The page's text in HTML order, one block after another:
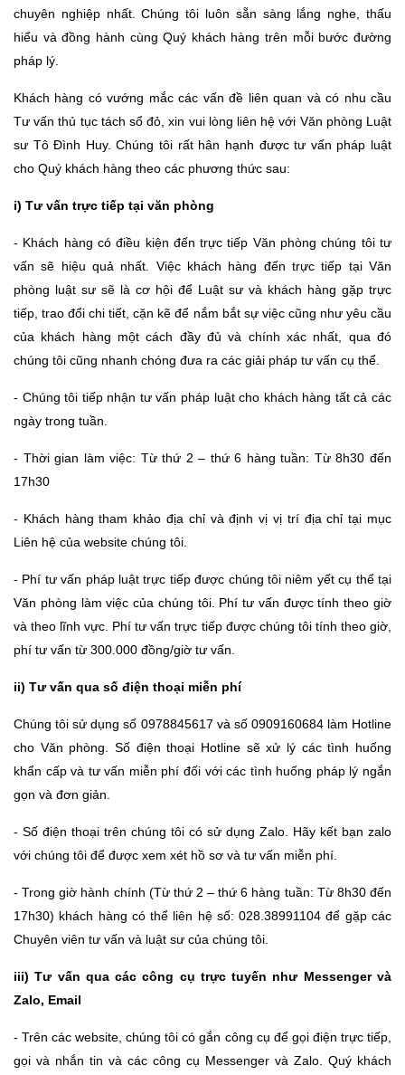
chuyên nghiệp nhất. Chúng tôi luôn sẵn sàng lắng nghe, thấu
hiểu và đồng hành cùng Quý khách hàng trên mỗi bước đường
pháp lý.
Khách hàng có vướng mắc các vấn đề liên quan và có nhu cầu
Tư vấn thủ tục tách sổ đỏ, xin vui lòng liên hệ với Văn phòng Luật
sư Tô Đình Huy. Chúng tôi rất hân hạnh được tư vấn pháp luật
cho Quý khách hàng theo các phương thức sau:
i) Tư vấn trực tiếp tại văn phòng
- Khách hàng có điều kiện đến trực tiếp Văn phòng chúng tôi tư
vấn sẽ hiệu quả nhất. Việc khách hàng đến trực tiếp tại Văn
phòng luật sư sẽ là cơ hội để Luật sư và khách hàng gặp trực
tiếp, trao đổi chi tiết, cặn kẽ để nắm bắt sự việc cũng như yêu cầu
của khách hàng một cách đầy đủ và chính xác nhất, qua đó
chúng tôi cũng nhanh chóng đưa ra các giải pháp tư vấn cụ thể.
- Chúng tôi tiếp nhận tư vấn pháp luật cho khách hàng tất cả các
ngày trong tuần.
- Thời gian làm việc: Từ thứ 2 – thứ 6 hàng tuần: Từ 8h30 đến
17h30
- Khách hàng tham khảo địa chỉ và định vị vị trí địa chỉ tại mục
Liên hệ của website chúng tôi.
- Phí tư vấn pháp luật trực tiếp được chúng tôi niêm yết cụ thể tại
Văn phòng làm việc của chúng tôi. Phí tư vấn được tính theo giờ
và theo lĩnh vực. Phí tư vấn trực tiếp được chúng tôi tính theo giờ,
phí tư vấn từ 300.000 đồng/giờ tư vấn.
ii) Tư vấn qua số điện thoại miễn phí
Chúng tôi sử dụng số 0978845617 và số 0909160684 làm Hotline
cho Văn phòng. Số điện thoại Hotline sẽ xử lý các tình huống
khẩn cấp và tư vấn miễn phí đối với các tình huống pháp lý ngắn
gọn và đơn giản.
- Số điện thoại trên chúng tôi có sử dụng Zalo. Hãy kết bạn zalo
với chúng tôi để được xem xét hồ sơ và tư vấn miễn phí.
- Trong giờ hành chính (Từ thứ 2 – thứ 6 hàng tuần: Từ 8h30 đến
17h30) khách hàng có thể liên hệ số: 028.38991104 để gặp các
Chuyên viên tư vấn và luật sư của chúng tôi.
iii) Tư vấn qua các công cụ trực tuyến như Messenger và
Zalo, Email
- Trên các website, chúng tôi có gắn công cụ để gọi điện trực tiếp,
gọi và nhắn tin và các công cụ Messenger và Zalo. Quý khách